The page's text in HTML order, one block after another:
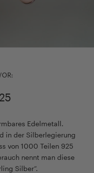
Edelmetall.
in der Silberlegierung
von 1000 Teilen 925
nennt man diese
Silber“.